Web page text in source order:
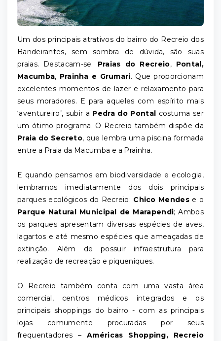
Um dos principais atrativos do bairro do Recreio dos
Bandeirantes, sem sombra de dúvida, são suas
praias. Destacam-se: Praias do Recreio, Pontal,
Macumba, Prainha e Grumari. Que proporcionam
excelentes momentos de lazer e relaxamento para
seus moradores. E para aqueles com espírito mais
‘aventureiro’, subir a Pedra do Pontal
costuma ser
um ótimo programa. O Recreio também dispõe da
Praia do Secreto, que lembra uma piscina formada
entre a Praia da Macumba e a Prainha.
E quando pensamos em biodiversidade e ecologia,
lembramos imediatamente dos dois principais
parques ecológicos do Recreio: Chico Mendese o
Parque Natural Municipal de Marapendi; Ambos
os parques apresentam diversas espécies de aves,
lagartos e até mesmo espécies que ameaçadas de
extinção. Além de possuir infraestrutura para
realização de recreação e piqueniques.
O Recreio também conta com uma vasta área
comercial, centros médicos integrados e os
principais shoppings do bairro - com as principais
lojas comumente procuradas por seus
frequentadores –Américas Shopping, Recreio